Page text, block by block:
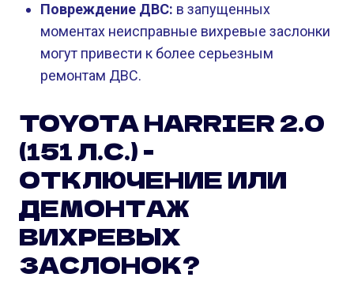
Повреждение ДВС: в запущенных
моментах неисправные вихревые заслонки
могут привести к более серьезным
ремонтам ДВС.
TOYOTA HARRIER 2.0
(151 Л.С.) -
ОТКЛЮЧЕНИЕ ИЛИ
ДЕМОНТАЖ
ВИХРЕВЫХ
ЗАСЛОНОК?